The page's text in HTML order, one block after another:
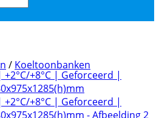
/ Koeltoonbanken